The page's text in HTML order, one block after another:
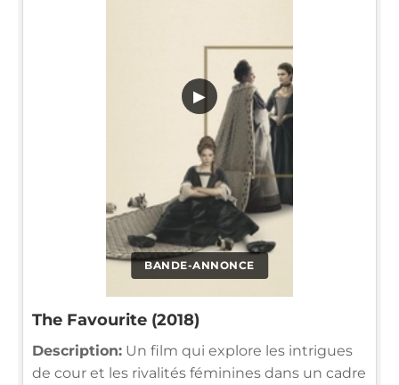
BANDE-ANNONCE
▶
The Favourite (2018)
Description: Un film qui explore les intrigues
de cour et les rivalités féminines dans un cadre